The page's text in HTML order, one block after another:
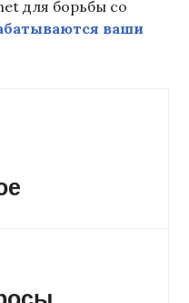
для борьбы со
ваши